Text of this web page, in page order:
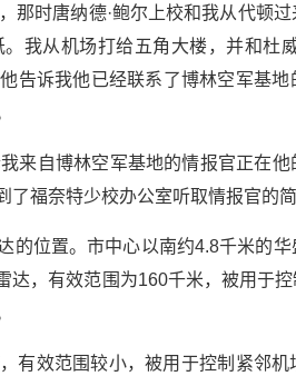
那时唐纳德·鲍尔上校和我从代顿
我从机场打给五角大楼，并和杜
告诉我他已经联系了博林空军基
来自博林空军基地的情报官正在
福奈特少校办公室听取情报官的简
的位置。市中心以南约4.8千米的
达，有效范围为160千米，被用于
有效范围较小，被用于控制紧邻